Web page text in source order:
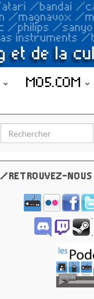
MO5.COM
Search for:
/RETROUVEZ-NOUS